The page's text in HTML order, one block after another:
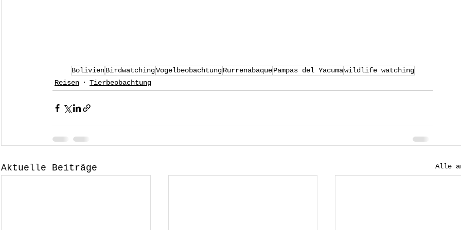
BolivienBirdwatchingVogelbeobachtungRurrenabaquePampas del Yacumawildlife watching
Reisen
Tierbeobachtung
Aktuelle Beiträge Alle